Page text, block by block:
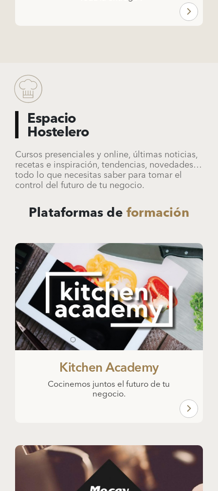
Espacio
Hostelero
Cursos presenciales y online, últimas noticias,
recetas e inspiración, tendencias, novedades…
todo lo que necesitas saber para tomar el
control del futuro de tu negocio.
Plataformas deformación
Kitchen Academy
Cocinemos juntos el futuro de tu
negocio.